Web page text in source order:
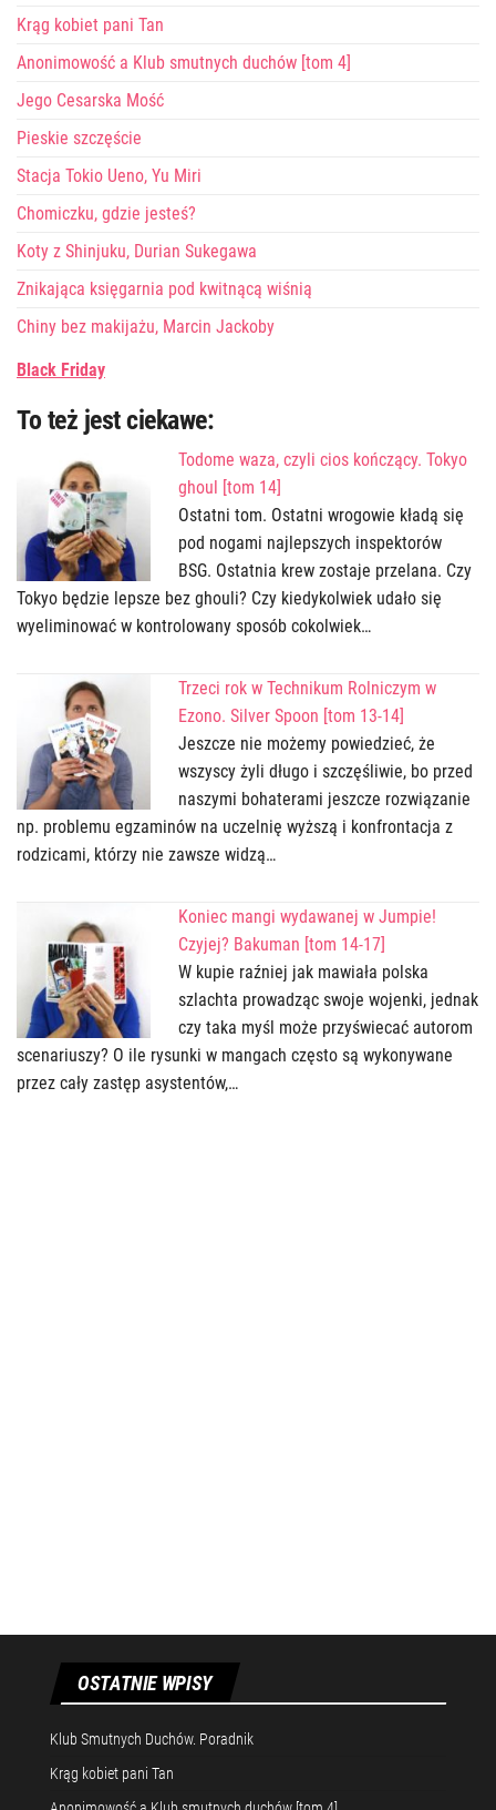
Krąg kobiet pani Tan
Anonimowość a Klub smutnych duchów [tom 4]
Jego Cesarska Mość
Pieskie szczęście
Stacja Tokio Ueno, Yu Miri
Chomiczku, gdzie jesteś?
Koty z Shinjuku, Durian Sukegawa
Znikająca księgarnia pod kwitnącą wiśnią
Chiny bez makijażu, Marcin Jackoby
Black Friday
To też jest ciekawe:
Todome waza, czyli cios kończący. Tokyo
ghoul [tom 14]
Ostatni tom. Ostatni wrogowie kładą się
pod nogami najlepszych inspektorów
BSG. Ostatnia krew zostaje przelana. Czy
Tokyo będzie lepsze bez ghouli? Czy kiedykolwiek udało się
wyeliminować w kontrolowany sposób cokolwiek…
Trzeci rok w Technikum Rolniczym w
Ezono. Silver Spoon [tom 13-14]
Jeszcze nie możemy powiedzieć, że
wszyscy żyli długo i szczęśliwie, bo przed
naszymi bohaterami jeszcze rozwiązanie
np. problemu egzaminów na uczelnię wyższą i konfrontacja z
rodzicami, którzy nie zawsze widzą…
Koniec mangi wydawanej w Jumpie!
Czyjej? Bakuman [tom 14-17]
W kupie raźniej jak mawiała polska
szlachta prowadząc swoje wojenki, jednak
czy taka myśl może przyświecać autorom
scenariuszy? O ile rysunki w mangach często są wykonywane
przez cały zastęp asystentów,…
OSTATNIE WPISY
Klub Smutnych Duchów. Poradnik
Krąg kobiet pani Tan